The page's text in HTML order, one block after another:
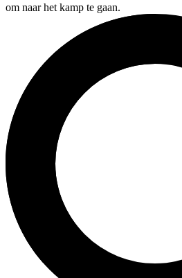
om naar het kamp te gaan.